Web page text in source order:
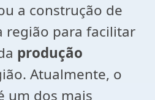
a construção de
região para facilitar
produção
Atualmente, o
um dos mais